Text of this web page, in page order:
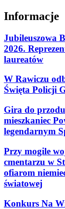
Informacje
Jubileuszowa
2026.
laureatów
W Rawiczu
Święta Policji
Gira do
mieszkaniec
legendarnym
Przy mogile
cmentarzu w
ofiarom
światowej
Konkurs Na